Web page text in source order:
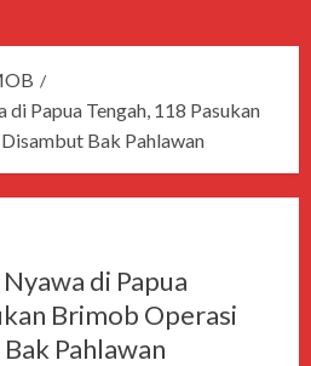
Papua Tengah, 118 Pasukan
Bak Pahlawan
di Papua
Brimob Operasi
Pahlawan